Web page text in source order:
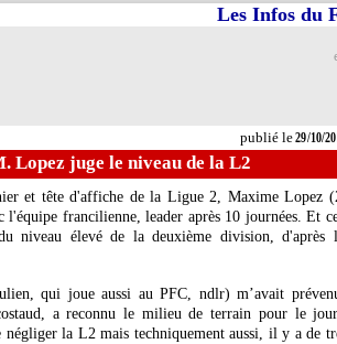
publié le29/10/
Les Infos du
Lopez juge le niveau de la L2
et tête d'affiche de la Ligue 2, Maxime Lopez
l'équipe francilienne, leader après 10 journées. Et
niveau élevé de la deuxième division, d'après
qui joue aussi au PFC, ndlr) m’avait
a reconnu le milieu de terrain pour le
négliger la L2 mais techniquement aussi, il y a de